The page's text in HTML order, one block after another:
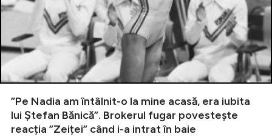
”Pe Nadia am întâlnit-o la mine acasă, era iubita
lui Ștefan Bănică”. Brokerul fugar povestește
reacția ”Zeiței” când i-a intrat în baie